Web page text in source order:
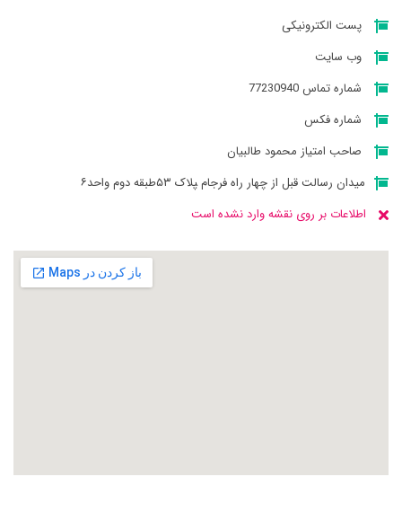
پست الکترونیکی
وب سایت
شماره تماس 77230940
شماره فکس
صاحب امتیاز محمود طالبیان
میدان رسالت قبل از چهار راه فرجام ‍پلاک ۵۳طبقه دوم واحد۶
اطلاعات بر روی نقشه وارد نشده است